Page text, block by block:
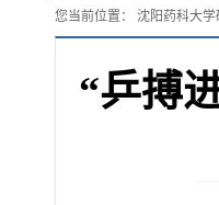
您当前位置： 沈阳药科大
“乒搏